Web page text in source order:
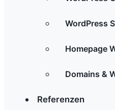
WordPress
Homepage
Domains &
Referenzen